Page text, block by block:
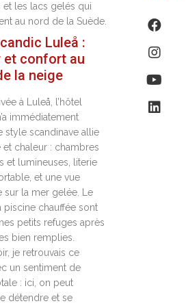
et les lacs gelés qui
au nord de la Suède.
Luleå :
et confort au
la neige
à Luleå, l’hôtel
immédiatement
style scandinave allie
chaleur : chambres
et lumineuses, literie
et une vue
sur la mer gelée. Le
piscine chauffée sont
petits refuges après
bien remplies.
je retrouvais ce
un sentiment de
: ici, on peut
détendre et se